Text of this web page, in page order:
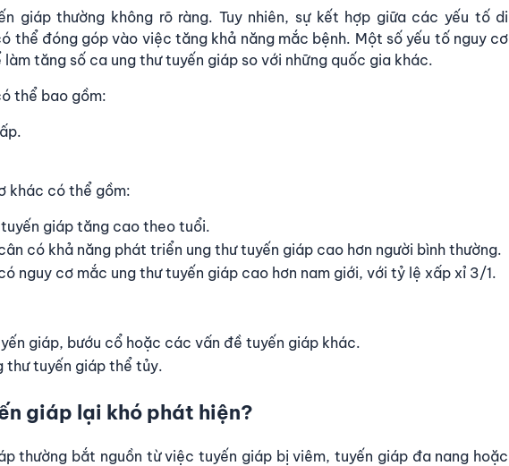
giáp thường không rõ ràng. Tuy nhiên, sự kết hợp giữa các yếu tố di
thể đóng góp vào việctăng khả năng mắc bệnh. Một số yếu tố nguy cơ
tăng số ca ung thư tuyến giáp so với những quốc gia khác.
thể bao gồm:
khác có thể gồm:
giáp tăng cao theo tuổi.
có khả năng phát triển ung thư tuyến giáp cao hơn người bình thường.
nguy cơ mắc ung thư tuyến giáp cao hơn nam giới, với tỷ lệ xấp xỉ 3/1.
giáp, bướu cổ hoặc các vấn đề tuyến giáp khác.
thư tuyến giáp thể tủy.
giáp lại khó phát hiện?
thường bắt nguồn từ việc tuyến giáp bị viêm, tuyến giáp đa nang hoặc